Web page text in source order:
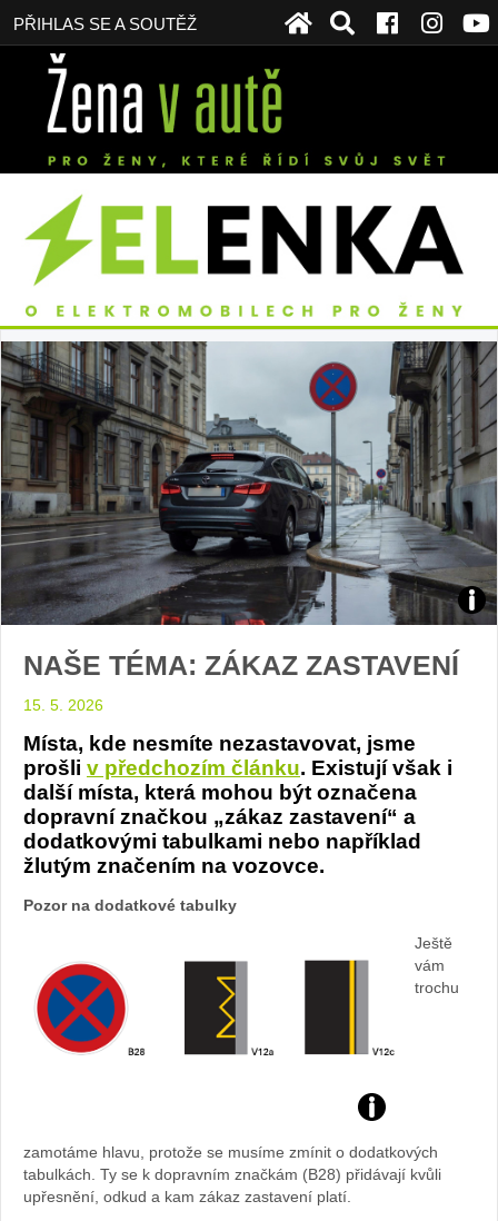
PŘIHLAS SE A SOUTĚŽ
zdroj
NAŠE TÉMA: ZÁKAZ ZASTAVENÍ
15. 5. 2026
Místa, kde nesmíte nezastavovat, jsme
prošli v předchozím článku. Existují však i
další místa, která mohou být označena
dopravní značkou „zákaz zastavení“ a
dodatkovými tabulkami nebo například
žlutým značením na vozovce.
Pozor na dodatkové tabulky
Ještě
vám
trochu
zamotáme hlavu, protože se musíme zmínit o dodatkových
tabulkách. Ty se k dopravním značkám (B28) přidávají kvůli
upřesnění, odkud a kam zákaz zastavení platí.